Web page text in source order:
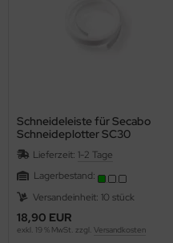
Schneideleiste für Secabo
Schneideplotter SC30
Lieferzeit: 1-2 Tage
Lagerbestand:
Versandeinheit: 10 stück
18,90 EUR
exkl. 19 % MwSt. zzgl. Versandkosten